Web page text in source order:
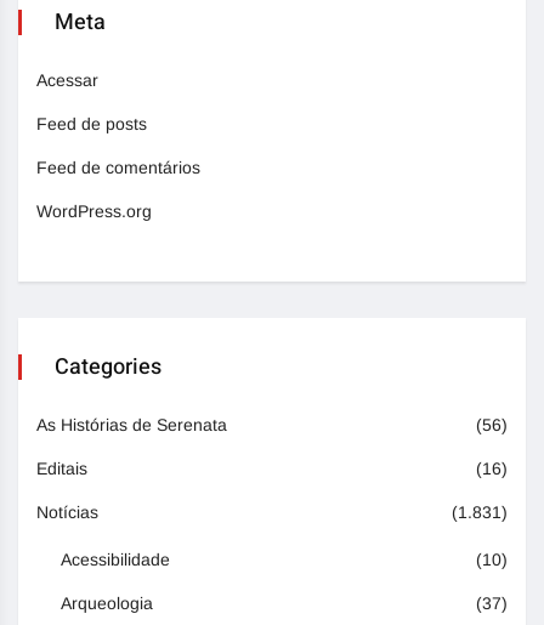
Meta
Acessar
Feed de posts
Feed de comentários
WordPress.org
Categories
As Histórias de Serenata (56)
Editais (16)
Notícias (1.831)
Acessibilidade (10)
Arqueologia (37)